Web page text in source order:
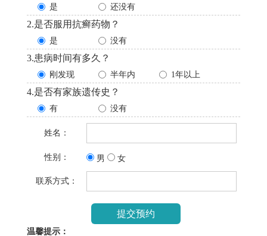
是 还没有
2.是否服用抗癣药物？
是 没有
3.患病时间有多久？
刚发现 半年内 1年以上
4.是否有家族遗传史？
有 没有
姓名：
性别： 男 女
联系方式：
温馨提示：